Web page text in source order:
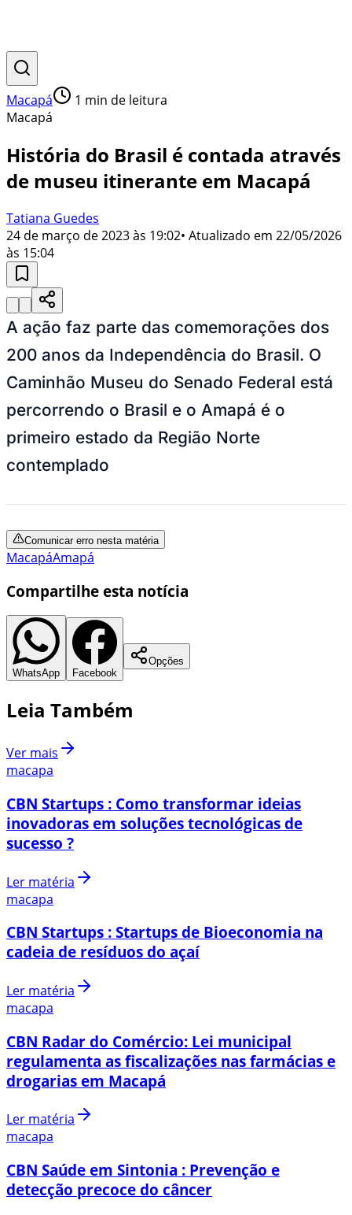
Macapá 1 min de leitura
Macapá
História do Brasil é contada através
de museu itinerante em Macapá
Tatiana Guedes
24 de março de 2023 às 19:02• Atualizado em 22/05/2026
às 15:04
A ação faz parte das comemorações dos
200 anos da Independência do Brasil. O
Caminhão Museu do Senado Federal está
percorrendo o Brasil e o Amapá é o
primeiro estado da Região Norte
contemplado
Comunicar erro nesta matéria
MacapáAmapá
Compartilhe esta notícia
WhatsApp Facebook
Opções
Leia Também
Ver mais
macapa
CBN Startups : Como transformar ideias
inovadoras em soluções tecnológicas de
sucesso ?
Ler matéria
macapa
CBN Startups : Startups de Bioeconomia na
cadeia de resíduos do açaí
Ler matéria
macapa
CBN Radar do Comércio: Lei municipal
regulamenta as fiscalizações nas farmácias e
drogarias em Macapá
Ler matéria
macapa
CBN Saúde em Sintonia : Prevenção e
detecção precoce do câncer